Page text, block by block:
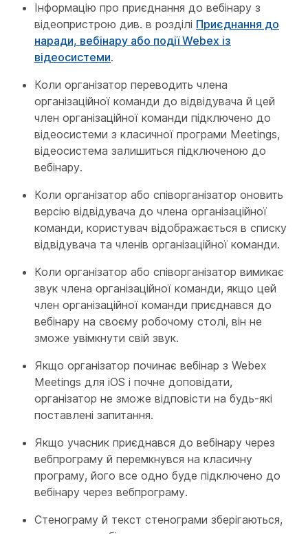
Інформацію про приєднання до вебінару з
відеопристрою див. в розділі Приєднання до
наради, вебінару або події Webex із
відеосистеми.
Коли організатор переводить члена
організаційної команди до відвідувача й цей
член організаційної команди підключено до
відеосистеми з класичної програми Meetings,
відеосистема залишиться підключеною до
вебінару.
Коли організатор або співорганізатор оновить
версію відвідувача до члена організаційної
команди, користувач відображається в списку
відвідувача та членів організаційної команди.
Коли організатор або співорганізатор вимикає
звук члена організаційної команди, якщо цей
член організаційної команди приєднався до
вебінару на своєму робочому столі, він не
зможе увімкнути свій звук.
Якщо організатор починає вебінар з Webex
Meetings для iOS і почне доповідати,
організатор не зможе відповісти на будь-які
поставлені запитання.
Якщо учасник приєднався до вебінару через
вебпрограму й перемкнувся на класичну
програму, його все одно буде підключено до
вебінару через вебпрограму.
Стенограму й текст стенограми зберігаються,